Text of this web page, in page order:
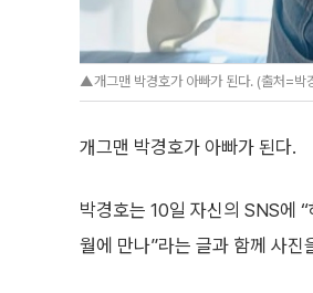
▲개그맨 박경호가 아빠가 된다. (출처=박
개그맨 박경호가 아빠가 된다.
박경호는 10일 자신의 SNS에
월에 만나”라는 글과 함께 사